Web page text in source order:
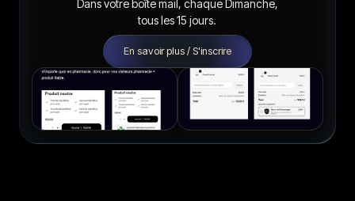
Dans votre boîte mail, chaque Dimanche,
tous les 15 jours.
En savoir plus / S'inscrire